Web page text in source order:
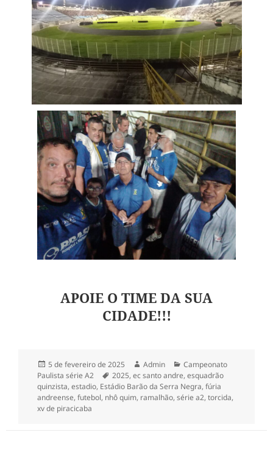
APOIE O TIME DA SUA
CIDADE!!!
Publicado
em
5 de fevereiro de 2025 Autor
Admin Categorias
Campeonato
Paulista série A2
Tags
2025,ec santo andre,esquadrão
quinzista,estadio, Estádio Barão da Serra Negra,fúria
andreense,futebol, nhô quim, ramalhão,série a2,torcida,
xv de piracicaba